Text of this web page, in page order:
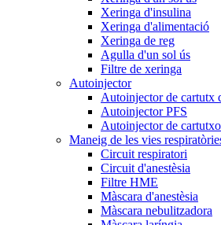
Xeringa d'insulina
Xeringa d'alimentació
Xeringa de reg
Agulla d'un sol ús
Filtre de xeringa
Autoinjector
Autoinjector de cartutx
Autoinjector PFS
Autoinjector de
Maneig de les vies
Circuit respiratori
Circuit d'anestèsia
Filtre HME
Màscara d'anestèsia
Màscara nebulitzadora